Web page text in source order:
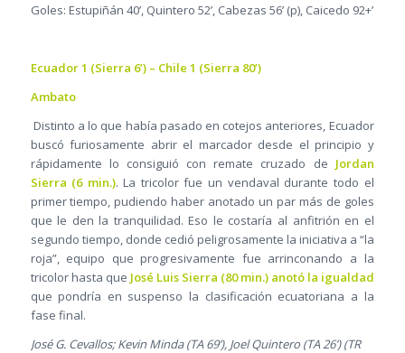
Goles: Estupiñán 40’, Quintero 52’, Cabezas 56’ (p), Caicedo 92+’
Ecuador 1 (Sierra 6’) – Chile 1 (Sierra 80’)
Ambato
Distinto a lo que había pasado en cotejos anteriores, Ecuador
buscó furiosamente abrir el marcador desde el principio y
rápidamente lo consiguió con remate cruzado de Jordan
Sierra (6 min.). La tricolor fue un vendaval durante todo el
primer tiempo, pudiendo haber anotado un par más de goles
que le den la tranquilidad. Eso le costaría al anfitrión en el
segundo tiempo, donde cedió peligrosamente la iniciativa a “la
roja”, equipo que progresivamente fue arrinconando a la
tricolor hasta que José Luis Sierra (80 min.) anotó la igualdad
que pondría en suspenso la clasificación ecuatoriana a la
fase final.
José G. Cevallos; Kevin Minda (TA 69’), Joel Quintero (TA 26’) (TR